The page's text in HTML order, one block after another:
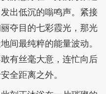
出低沉的嗡鸣声。紧接
夺目的七彩霞光，那光
间最纯粹的能量波动。
有丝毫大意，连忙向后
全距离之外。